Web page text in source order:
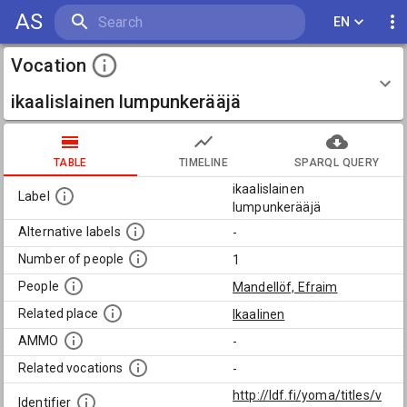
AS EN
Vocation
ikaalislainen lumpunkerääjä
TABLE TIMELINE SPARQL QUERY
Label
ikaalislainen
lumpunkerääjä
Alternative labels
-
Number of people
1
People
Mandellöf, Efraim
Related place
Ikaalinen
AMMO
-
Related vocations
-
Identifier
http://ldf.fi/yoma/titles/v